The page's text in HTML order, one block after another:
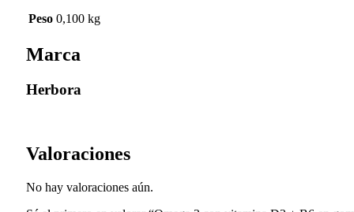
Peso 0,100 kg
Marca
Herbora
Valoraciones
No hay valoraciones aún.